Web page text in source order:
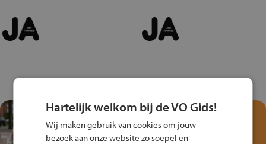
Test je kennis met het
Fiets Veilig
Hartelijk welkom bij de VO Gids!
Wij maken gebruik van cookies om jouw
bezoek aan onze website zo soepel en